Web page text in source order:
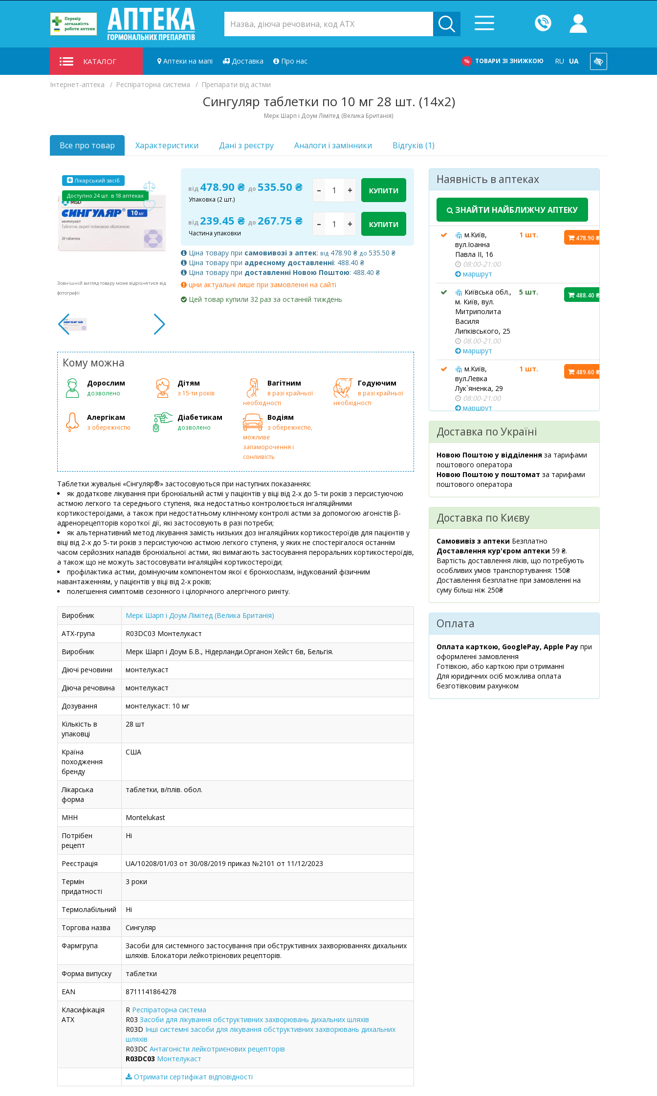
КАТАЛОГ Аптеки на мапі Доставка Про нас ТОВАРИ ЗІ ЗНИЖКОЮ RU UA
Iнтернет-аптека Респіраторна система Препарати від астми
Сингуляр таблетки по 10 мг 28 шт. (14х2)
Мерк Шарп і Доум Лімітед (Велика Британія)
Все про товар Характеристики Дані з реєстру Аналоги i замінники Відгуків (1)
Лікарський засіб
Доступно 24 шт. в 18 аптеках
Зовнішній вигляд товару може відрізнятися від
фотографії
від 478.90 ₴ до 535.50 ₴ – + КУПИТИ
Упаковка (2 шт.)
від 239.45 ₴ до 267.75 ₴ – + КУПИТИ
Частина упаковки
Ціна товару при самовивозі з аптек: від 478.90 ₴ до535.50 ₴
Ціна товару при адресному доставленні: 488.40 ₴
Ціна товару при доставленні Новою Поштою: 488.40 ₴
ціни актуальні лише при замовленні на сайті
Цей товар купили 32 раз за останній тиждень
Кому можна
Дорослим
дозволено
Дітям
з 15-ти років
Вагітним
в разі крайньої
необхідності
Годуючим
в разі крайньої
необхідності
Алергікам
з обережністю
Діабетикам
дозволено
Водіям
з обережністю,
можливе
запаморочення і
сонливість
Таблетки жувальні «Сінгуляр®» застосовуються при наступних показаннях:
як додаткове лікування при бронхіальній астмі у пацієнтів у віці від 2-х до 5-ти років з персистуючою
астмою легкого та середнього ступеня, яка недостатньо контролюється інгаляційними
кортикостероїдами, а також при недостатньому клінічному контролі астми за допомогою агоністів β-
адренорецепторів короткої дії, які застосовують в разі потреби;
як альтернативний метод лікування замість низьких доз інгаляційних кортикостероїдів для пацієнтів у
віці від 2-х до 5-ти років з персистуючою астмою легкого ступеня, у яких не спостерігалося останнім
часом серйозних нападів бронхіальної астми, які вимагають застосування пероральних кортикостероїдів,
а також що не можуть застосовувати інгаляційні кортикостероїди;
профілактика астми, домінуючим компонентом якої є бронхоспазм, індукований фізичним
навантаженням, у пацієнтів у віці від 2-х років;
полегшення симптомів сезонного і цілорічного алергічного риніту.
Виробник
Мерк Шарп і Доум Лімітед (Велика Британія)
АТХ-група
R03DC03 Монтелукаст
Виробник
Мерк Шарп і Доум Б.В., Нідерланди.Органон Хейст бв, Бельгія.
Діючі речовини
монтелукаст
Діюча речовина
монтелукаст
Дозування
монтелукаст: 10 мг
Кількість в
упаковці
28 шт
Країна
походження
бренду
США
Лікарська
форма
таблетки, в/плів. обол.
МНН
Montelukast
Потрібен
рецепт
Ні
Реєстрація
UA/10208/01/03 от 30/08/2019 приказ №2101 от 11/12/2023
Термін
придатності
3 роки
Термолабільний
Ні
Торгова назва
Сингуляр
Фармгрупа
Засоби для системного застосування при обструктивних захворюваннях дихальних
шляхів. Блокатори лейкотрієнових рецепторів.
Форма випуску
таблетки
EAN
8711141864278
Класифікація
ATX
R Респіраторна система
R03 Засоби для лікування обструктивних захворювань дихальних шляхів
R03D Інші системні засоби для лікування обструктивних захворювань дихальних
шляхів
R03DC Антагоністи лейкотриєнових рецепторів
R03DC03 Монтелукаст
Отримати сертифікат відповідності
Наявність в аптеках
ЗНАЙТИ НАЙБЛИЖЧУ АПТЕКУ
м.Київ,
вул.Іоанна
Павла ІІ, 16
08:00-21:00
маршрут
1 шт. 478.90 ₴
Київська обл.,
м. Київ, вул.
Митриполита
Василя
Липківського, 25
08.00-21.00
маршрут
5 шт. 488.40 ₴
м.Київ,
вул.Левка
Лук`яненка, 29
08:00-21:00
маршрут
1 шт. 489.60 ₴
бул.Лесі
Українки, 9
08:00-21:00
маршрут
1 шт.
м.Київ,
Митрополита,
1А
08:00-22:00
маршрут
Київська обл.,
с.Ходосівка,
вул.Березова, 2
08:00-21:00
1 шт. 490.10 ₴
м.Бровари,
вул.Київська,
243 прим.14
08:00-21:00
маршрут
м.Київ,
Доставка по Україні
Новою Поштою у відділення за тарифами
поштового оператора
Новою Поштою у поштомат за тарифами
поштового оператора
Доставка по Києву
Самовивіз з аптеки Безплатно
Доставлення кур'єром аптеки 59 ₴.
Вартість доставлення ліків, що потребують
особливих умов транспортування: 150₴
Доставлення безплатне при замовленні на
суму більш ніж 250₴
Оплата
Оплата карткою, GooglePay, Apple Pay при
оформленні замовлення
Готівкою, або карткою при отриманні
Для юридичних осіб можлива оплата
безготівковим рахунком